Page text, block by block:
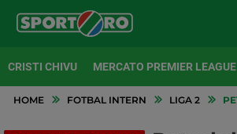
CRISTI CHIVU MERCATO PREMIER LEAGUE
HOME FOTBAL INTERN LIGA 2